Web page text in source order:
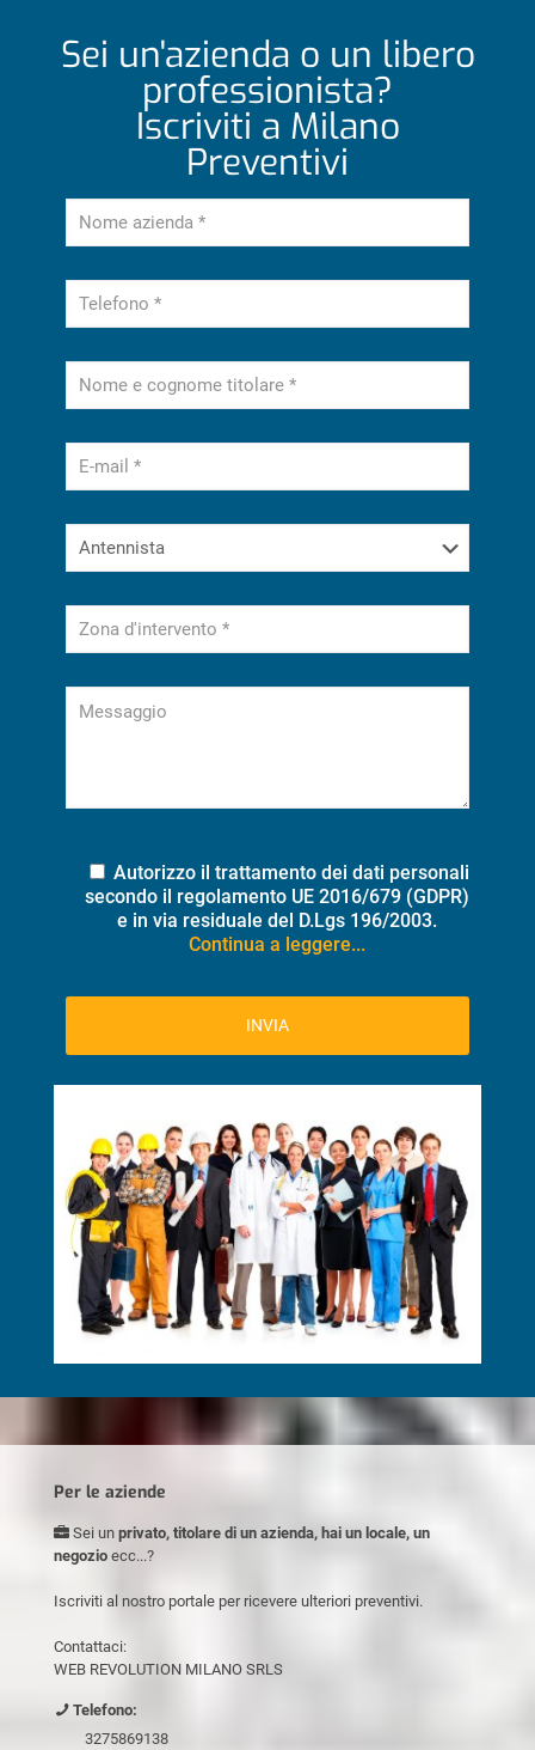
Sei un'azienda o un libero
professionista?
Iscriviti a Milano
Preventivi
Autorizzo il trattamento dei dati personali
secondo il regolamento UE 2016/679 (GDPR)
e in via residuale del D.Lgs 196/2003.
Continua a leggere...
Per le aziende
Sei un privato, titolare di un azienda, hai un locale, un
negozio ecc...?
Iscriviti al nostro portale per ricevere ulteriori preventivi.
Contattaci:
WEB REVOLUTION MILANO SRLS
Telefono:
3275869138